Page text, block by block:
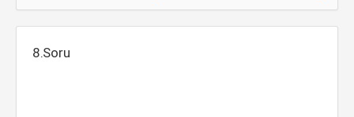
8.Soru